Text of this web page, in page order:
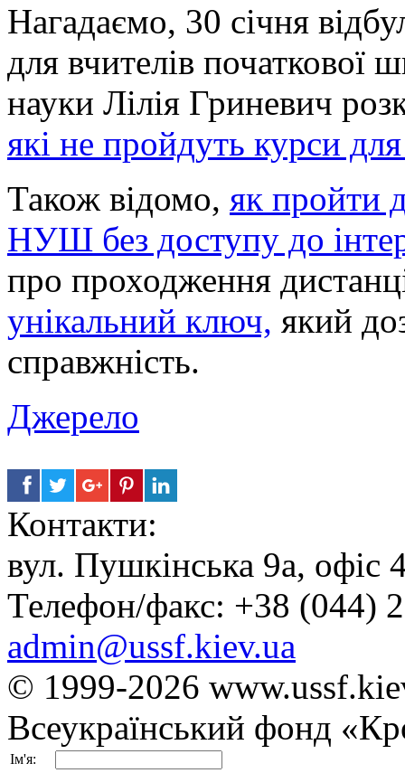
Нагадаємо, 30 січня
для вчителів початкової
науки Лілія Гриневич
які не пройдуть курси
Також відомо, як пройти
НУШ без доступу до
про проходження
унікальний ключ, який
справжність.
Джерело
Контакти:
вул. Пушкінська 9а, офіс
Телефон/факс: +38 (044)
admin@ussf.kiev.ua
© 1999-2026
Всеукраїнський фонд
Ім'я: